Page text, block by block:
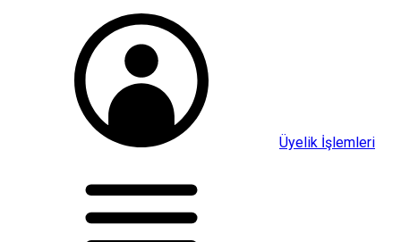
Üyelik İşlemleri